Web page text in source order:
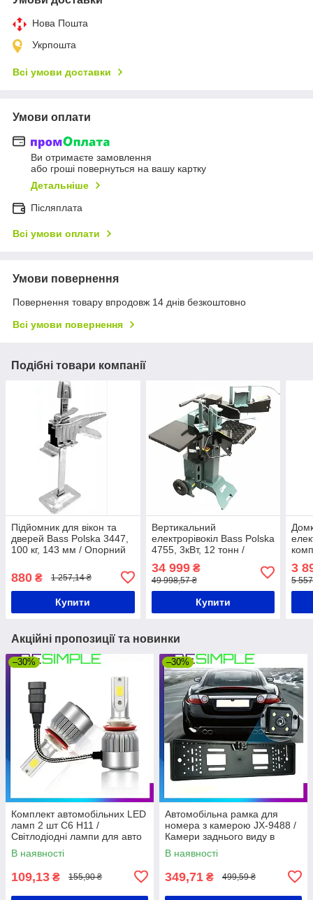
Нова Пошта
Укрпошта
Всі умови доставки
Умови оплати
Ви отримаєте замовлення
або гроші повернуться на вашу картку
Детальніше
Післяплата
Всі умови оплати
Умови повернення
Повернення товару впродовж 14 днів безкоштовно
Всі умови повернення
Подібні товари компанії
Підйомник для вікон та
дверей Bass Polska 3447,
100 кг, 143 мм / Опорний
880 ₴ 1 257,14 ₴
Купити
Вертикальний
електрорівокіл Bass Polska
4755, 3кВт, 12 тонн /
гідравлічний
34 999₴
49 998,57 ₴
Купити
3
5
Акційні пропозиції та новинки
–30%
Комплект автомобільних LED
ламп 2 шт C6 H11 /
Світлодіодні лампи для авто
36 Вт
В наявності
109,13 ₴ 155,90 ₴
–30%
Автомобільна рамка для
номера з камерою JX-9488 /
Камери заднього виду в
рамці номерного знака
В наявності
349,71 ₴ 499,59 ₴